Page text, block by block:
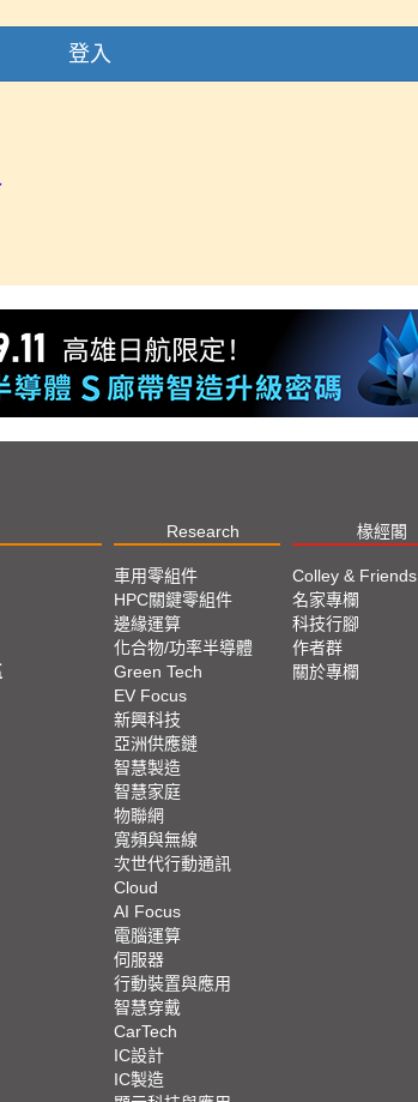
登入
Research 椽經閣
車用零組件
HPC關鍵零組件
邊緣運算
化合物/功率半導體
Green Tech
EV Focus
新興科技
亞洲供應鏈
智慧製造
智慧家庭
物聯網
寬頻與無線
次世代行動通訊
Cloud
AI Focus
電腦運算
伺服器
行動裝置與應用
智慧穿戴
CarTech
IC設計
IC製造
Colley & Friends
名家專欄
科技行腳
作者群
關於專欄